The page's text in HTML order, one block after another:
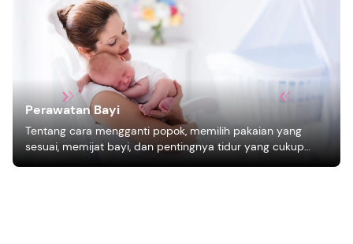
Perawatan Bayi
Tentang cara mengganti popok, memilih pakaian yang
sesuai, memijat bayi, dan pentingnya tidur yang cukup
bagi pertumbuhan bayi.